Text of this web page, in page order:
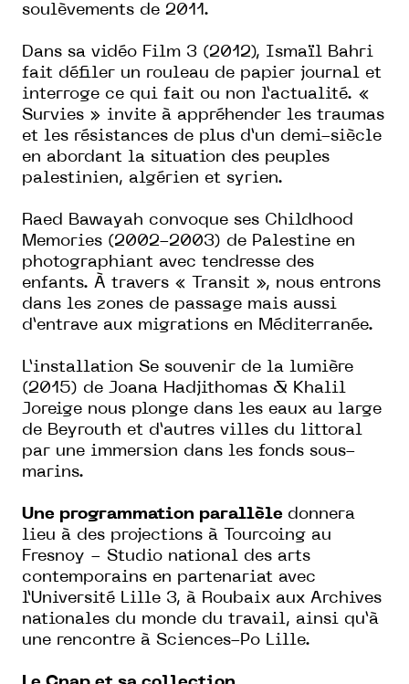
soulèvements de 2011.
Dans sa vidéo Film 3 (2012), Ismaïl Bahri
fait défiler un rouleau de papier journal et
interroge ce qui fait ou non l’actualité. «
Survies » invite à appréhender les traumas
et les résistances de plus d’un demi-siècle
en abordant la situation des peuples
palestinien, algérien et syrien.
Raed Bawayah convoque ses Childhood
Memories (2002-2003) de Palestine en
photographiant avec tendresse des
enfants. À travers « Transit », nous entrons
dans les zones de passage mais aussi
d’entrave aux migrations en Méditerranée.
L’installation Se souvenir de la lumière
(2015) de Joana Hadjithomas & Khalil
Joreige nous plonge dans les eaux au large
de Beyrouth et d’autres villes du littoral
par une immersion dans les fonds sous-
marins.
Une programmation parallèle donnera
lieu à des projections à Tourcoing au
Fresnoy - Studio national des arts
contemporains en partenariat avec
l’Université Lille 3, à Roubaix aux Archives
nationales du monde du travail, ainsi qu’à
une rencontre à Sciences-Po Lille.